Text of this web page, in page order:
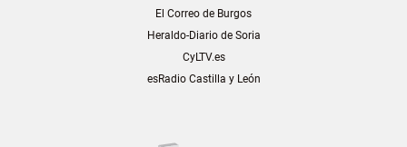
El Correo de Burgos
Heraldo-Diario de Soria
CyLTV.es
esRadio Castilla y León